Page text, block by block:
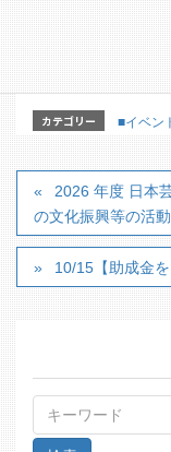
カテゴリー ■イベン
2026 年度 日本
の文化振興等の活動
10/15【助成金